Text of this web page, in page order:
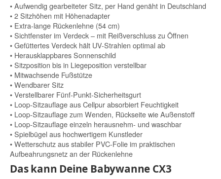
• Aufwendig gearbeiteter Sitz, per Hand genäht in Deutschland
• 2 Sitzhöhen mit Höhenadapter
• Extra-lange Rückenlehne (54 cm)
• Sichtfenster im Verdeck – mit Reißverschluss zu Öffnen
• Gefüttertes Verdeck hält UV-Strahlen optimal ab
• Herausklappbares Sonnenschild
• Sitzposition bis in Liegeposition verstellbar
• Mitwachsende Fußstütze
• Wendbarer Sitz
• Verstellbarer Fünf-Punkt-Sicherheitsgurt
• Loop-Sitzauflage aus Cellpur absorbiert Feuchtigkeit
• Loop-Sitzauflage zum Wenden, Rückseite wie Außenstoff
• Loop-Sitzauflage einzeln herausnehm- und waschbar
• Spielbügel aus hochwertigem Kunstleder
• Wetterschutz aus stabiler PVC-Folie im praktischen
Aufbeahrungsnetz an der Rückenlehne
Das kann Deine Babywanne CX3